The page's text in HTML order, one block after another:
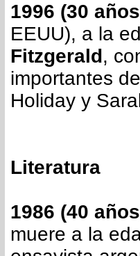
1996 (30
EEUU), a la
Fitzgerald,
importantes
Holiday y
Literatura
1986 (40
muere a la